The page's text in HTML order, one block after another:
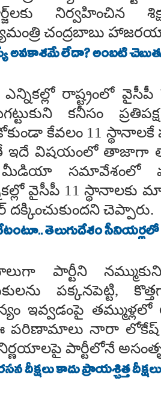
నిర్వహించిన
చంద్రబాబు
అవకాశమే లేదా? అంబటి
ఎన్నికల్లో రాష్ట్రంలో
కనీసం
కేవలం 11
విషయంలో తాజాగా
సమావేశంలో
వైసీపీ 11
దక్కించుకుందని చెప్పారు.
తెలుగుదేశం సీనియర్లలో
పార్టీని
పక్కనపెట్టి,
ఇవ్వడంపై తమ్ముళ్లలో
పరిణామాలు నారా లోకేష్
పార్టీలోనే
కాదు ప్రాయశ్చిత్త